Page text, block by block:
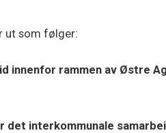
ut som følger:
innenfor rammen av Østre
det interkommunale